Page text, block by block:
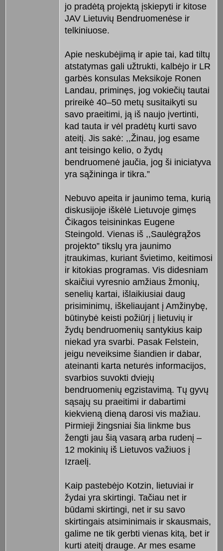
jo pradėtą projektą įskiepyti ir kitose
JAV Lietuvių Bendruomenėse ir
telkiniuose.
Apie neskubėjimą ir apie tai, kad tiltų
atstatymas gali užtrukti, kalbėjo ir LR
garbės konsulas Meksikoje Ronen
Landau, priminęs, jog vokiečių tautai
prireikė 40–50 metų susitaikyti su
savo praeitimi, ją iš naujo įvertinti,
kad tauta ir vėl pradėtų kurti savo
ateitį. Jis sakė: ,,Žinau, jog esame
ant teisingo kelio, o žydų
bendruomenė jaučia, jog ši iniciatyva
yra sąžininga ir tikra.”
Nebuvo apeita ir jaunimo tema, kurią
diskusijoje iškėlė Lietuvoje gimęs
Čikagos teisininkas Eugene
Steingold. Vienas iš ,,Saulėgrąžos
projekto” tikslų yra jaunimo
įtraukimas, kuriant švietimo, keitimosi
ir kitokias programas. Vis didesniam
skaičiui vyresnio amžiaus žmonių,
senelių kartai, išlaikiusiai daug
prisiminimų, iškeliaujant į Amžinybę,
būtinybė keisti požiūrį į lietuvių ir
žydų bendruomenių santykius kaip
niekad yra svarbi. Pasak Felstein,
jeigu neveiksime šiandien ir dabar,
ateinanti karta neturės informacijos,
svarbios suvokti dviejų
bendruomenių egzistavimą. Tų gyvų
sąsajų su praeitimi ir dabartimi
kiekvieną dieną darosi vis mažiau.
Pirmieji žingsniai šia linkme bus
žengti jau šią vasarą arba rudenį –
12 mokinių iš Lietuvos važiuos į
Izraelį.
Kaip pastebėjo Kotzin, lietuviai ir
žydai yra skirtingi. Tačiau net ir
būdami skirtingi, net ir su savo
skirtingais atsiminimais ir skausmais,
galime ne tik gerbti vienas kitą, bet ir
kurti ateitį drauge. Ar mes esame